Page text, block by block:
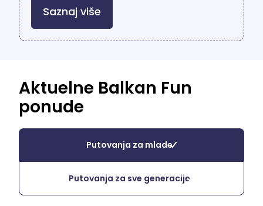
Saznaj više
Aktuelne Balkan Fun
ponude
Putovanja za mlade
Putovanja za sve generacije